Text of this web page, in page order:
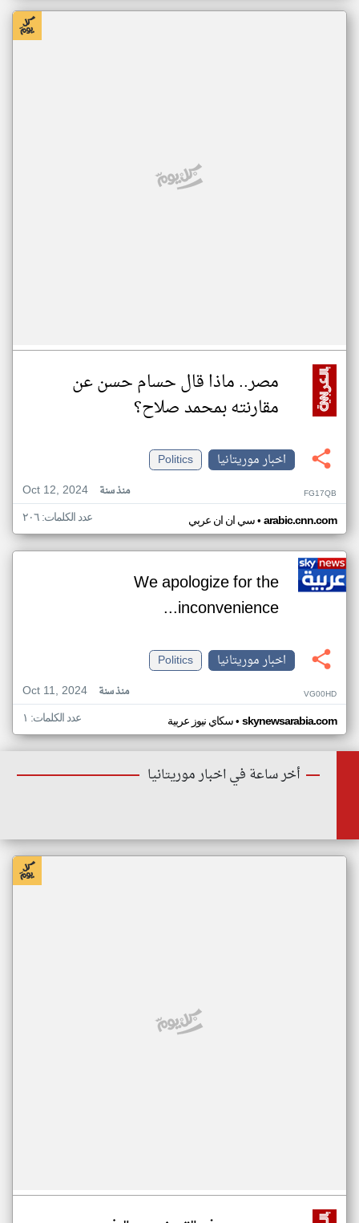
مصر.. ماذا قال حسام حسن عن
مقارنته بمحمد صلاح؟
اخبار موريتانيا
Politics
Oct 12, 2024
منذ سنة FG17QB
سي ان ان عربي• arabic.cnn.com عدد الكلمات: ٢٠٦
We apologize for the
inconvenience...
اخبار موريتانيا
Politics
Oct 11, 2024
منذ سنة VG00HD
سكاي نيوز عربية• skynewsarabia.com عدد الكلمات: ١
أخر ساعة في اخبار موريتانيا